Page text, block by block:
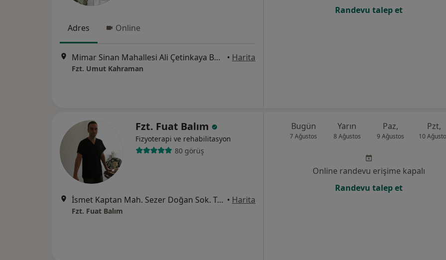
Adres Online
Mimar Sinan Mahallesi Ali Çetinkaya Bulvarı Karaahmetoğlu Apartmanı No:52, İzmir • Harita
Fzt. Umut Kahraman
Randevu talep et
Fzt. Fuat Balım
Fizyoterapi ve rehabilitasyon
80 görüş
İsmet Kaptan Mah. Sezer Doğan Sok. Terhan İş Mrk No:20 D11 Konak/İZMİR, İzmir • Harita
Fzt. Fuat Balım
Bugün
7 Ağustos
Yarın
8 Ağustos
Paz,
9 Ağustos
Pzt,
10
Online randevu erişime kapalı
Randevu talep et